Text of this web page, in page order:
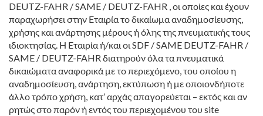
DEUTZ-FAHR / SAME / DEUTZ-FAHR , οι οποίες και έχουν
παραχωρήσει στην Εταιρία το δικαίωμα αναδημοσίευσης,
χρήσης και ανάρτησης μέρους ή όλης της πνευματικής τους
ιδιοκτησίας. Η Εταιρία ή/και οι SDF / SAME DEUTZ-FAHR /
SAME / DEUTZ-FAHR διατηρούν όλα τα πνευματικά
δικαιώματα αναφορικά με το περιεχόμενο, του οποίου η
αναδημοσίευση, ανάρτηση, εκτύπωση ή με οποιονδήποτε
άλλο τρόπο χρήση, κατ’ αρχάς απαγορεύεται – εκτός και αν
ρητώς στο παρόν ή εντός του περιεχομένου του site